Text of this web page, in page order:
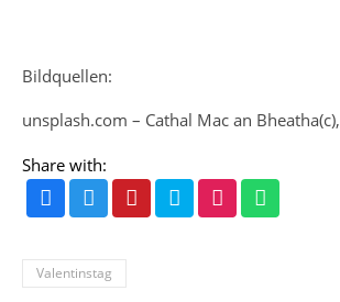
Bildquellen:
unsplash.com – Cathal Mac an Bheatha
Share with:
Valentinstag